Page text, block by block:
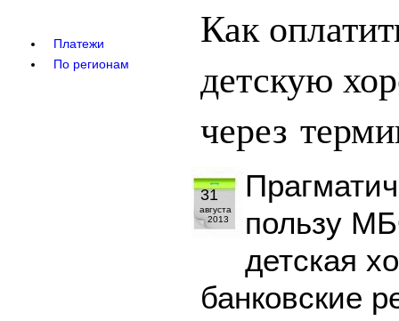
Платежи
По регионам
Как
детскую
через
31
августа
2013
пользу
детская
банковские